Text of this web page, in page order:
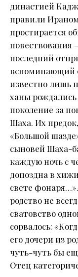
династией
правили
простирается
повествования
последний
вспоминающий
известно лишь
ханы рождались
поколение за
Шаха. Их
«Большой
сыновей Шаха-
каждую ночь с
допоздна в
свете
родство не
сватовство
сорвалось:
его дочери из
чуть-чуть бы
Отец